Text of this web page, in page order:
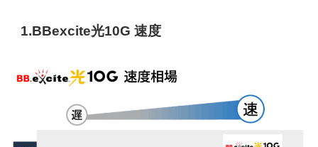
1.BBexcite光10G 速度